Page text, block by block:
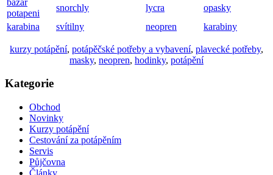
potapeni
snorchly lycra
opasky
karabina
svítilny neopren karabiny
kurzy potápění, potápěčské potřeby a vybavení, plavecké potřeby,
masky, neopren, hodinky, potápění
Kategorie
Obchod
Novinky
Kurzy potápění
Cestování za potápěním
Servis
Půjčovna
Články